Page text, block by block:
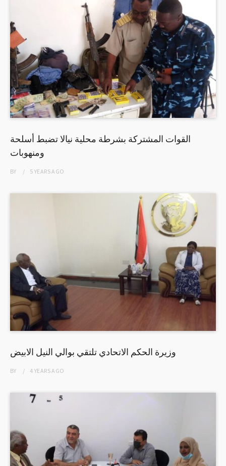
القوات المشتركة بشرطة محلية نيالا تضبط أسلحة
ومنهوبات
BY 5 YEARSAGO
وزيرة الحكم الاتحادي تلتقي بوالي النيل الابيض
BY 4 YEARSAGO